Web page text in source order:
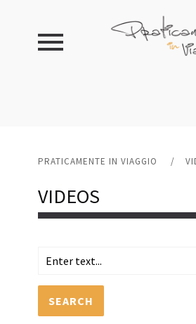
PRATICAMENTE IN VIAGGIO /
VIDEOS
SEARCH